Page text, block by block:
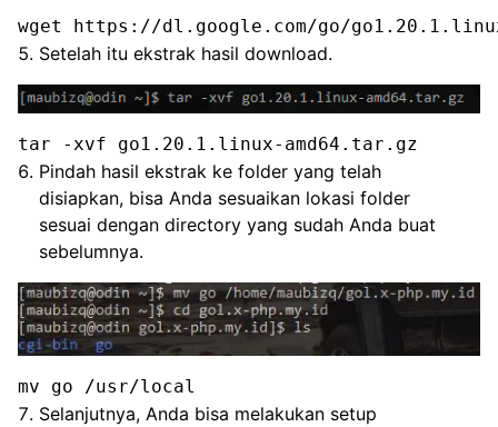
wget https://dl.google.com/go/
Setelah itu ekstrak hasil download.
tar -xvf go1.20.1.linux-amd64.tar.gz
Pindah hasil ekstrak ke folder yang telah
disiapkan, bisa Anda sesuaikan lokasi folder
sesuai dengan directory yang sudah Anda buat
sebelumnya.
mv go /usr/local
Selanjutnya, Anda bisa melakukan setup